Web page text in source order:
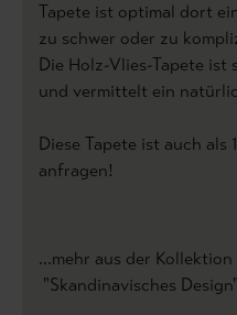
Tapete ist optimal dort
zu schwer oder zu
Die Holz-Vlies-Tapete
und vermittelt ein
Diese Tapete ist auch
anfragen!
...mehr aus der Kollektion |
"Skandinavisches